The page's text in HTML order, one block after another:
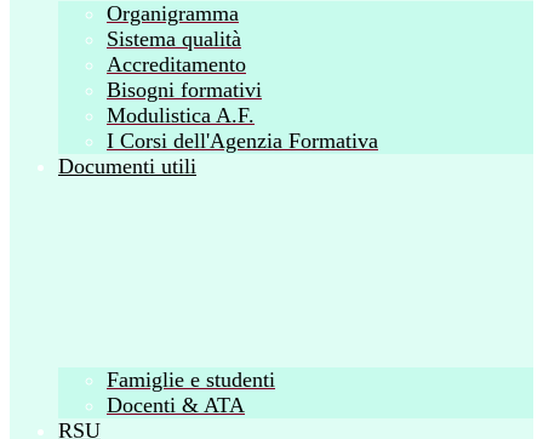
Organigramma
Sistema qualità
Accreditamento
Bisogni formativi
Modulistica A.F.
I Corsi dell'Agenzia Formativa
Documenti utili
Famiglie e studenti
Docenti & ATA
RSU